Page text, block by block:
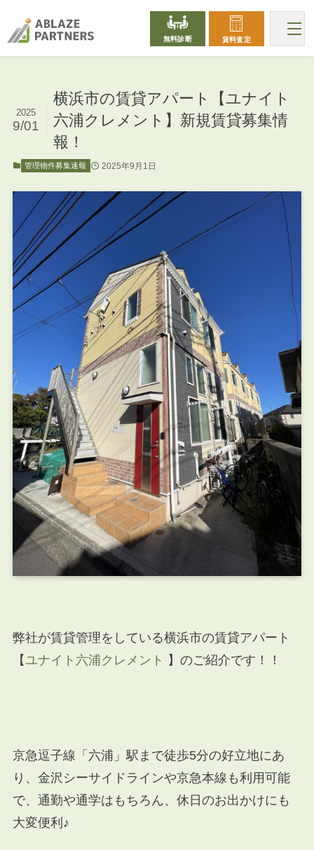
無料診断 賃料査定
横浜市の賃貸アパート【ユナイト
六浦クレメント】新規賃貸募集情
報！
2025
9/01
管理物件募集速報 2025年9月1日
弊社が賃貸管理をしている横浜市の賃貸アパート
【ユナイト六浦クレメント 】のご紹介です！！
京急逗子線「六浦」駅まで徒歩5分の好立地にあ
り、金沢シーサイドラインや京急本線も利用可能
で、通勤や通学はもちろん、休日のお出かけにも
大変便利♪